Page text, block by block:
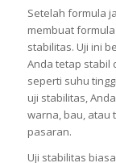
Setelah formula
membuat
stabilitas. Uji ini
Anda tetap stabil
seperti suhu
uji stabilitas,
warna, bau, atau
pasaran.
Uji stabilitas